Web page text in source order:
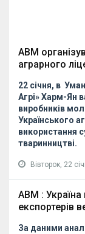
АВМ
аграрного
22 січня, в
Агрі» Харм-Ян
виробників
Українського
використання
тваринництві.
Вівторок, 22
АВМ : Україна
експортерів
За даними